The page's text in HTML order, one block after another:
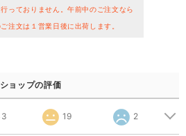
っておりません。午前中のご注文なら
注文は１営業日後に出荷します。
ショップの評価
19 2